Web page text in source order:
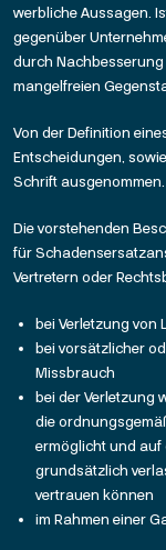
werbliche Aussagen.
gegenüber
durch
mangelfreien
Von der Definition
Entscheidungen,
Schrift ausgenommen.
Die vorstehenden
für
Vertretern oder
bei Verletzung von
bei vorsätzlicher
Missbrauch
bei der Verletzung
die
ermöglicht und auf
grundsätzlich
vertrauen können
im Rahmen einer